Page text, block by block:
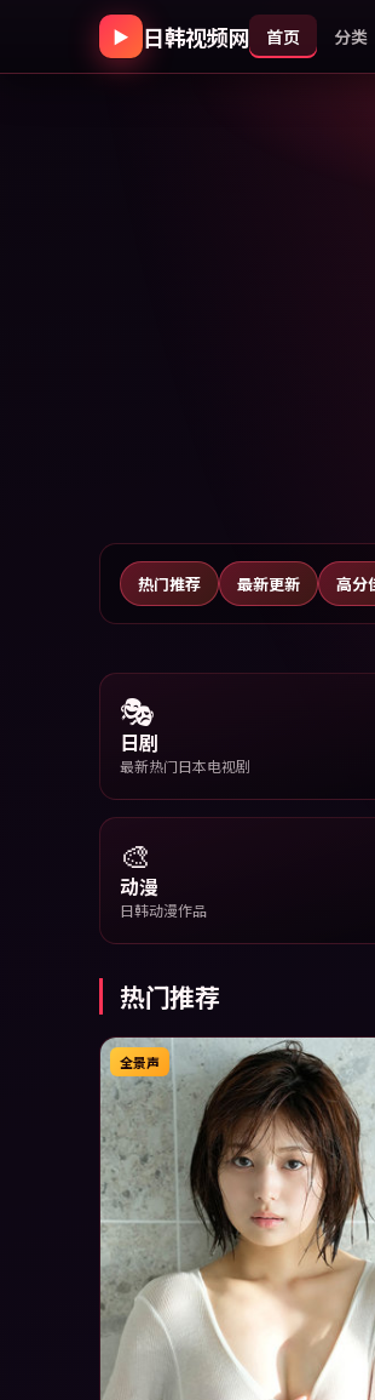
▶ 日韩视频网 首页 分类
热门推荐 最新更新 高分
🎭
日剧
最新热门日本电视剧
🎨
动漫
日韩动漫作品
热门推荐
全景声